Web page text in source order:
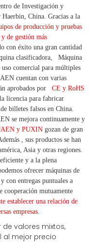
de Investigación y
China. Gracias a la
de producción y pruebas
de gestión más
con éxito una gran cantidad
clasificadora,
Máquina
uso comercial para múltiples
cuentan con varias
aprobados por
CE y RoHS
licencia para fabricar
billetes falsos en China.
se mejora continuamente y
y PUXIN gozan de gran
sus productos se han
Asia y otras regiones.
y a la plena
ofrecer máquinas de
con entregas puntuales a
cooperación mutuamente
establecer una relación de
empresas.